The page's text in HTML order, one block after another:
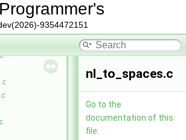
9354472151
nl_to_spaces.c
Go to the
documentation of this
file.